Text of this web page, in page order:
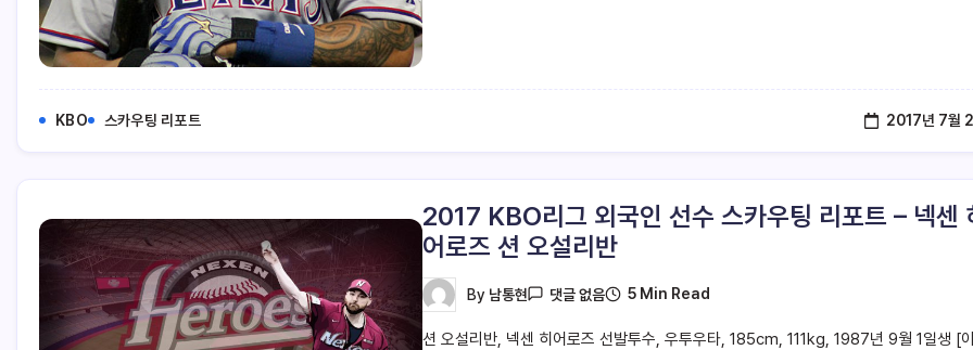
KBO 스카우팅 리포트 2017년 7월
2017 KBO리그 외국인 선수 스카우팅 리포트 – 넥센
어로즈 션 오설리반
By 남통현 댓글 없음 5 Min Read
션 오설리반, 넥센 히어로즈 선발투수, 우투우타, 185cm, 111kg, 1987년 9월 1일생 [